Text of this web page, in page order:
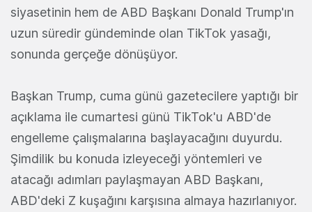
siyasetinin hem de ABD Başkanı Donald Trump'ın
uzun süredir gündeminde olan TikTok yasağı,
sonunda gerçeğe dönüşüyor.
Başkan Trump, cuma günü gazetecilere yaptığı bir
açıklama ile cumartesi günü TikTok'u ABD'de
engelleme çalışmalarına başlayacağını duyurdu.
Şimdilik bu konuda izleyeceği yöntemleri ve
atacağı adımları paylaşmayan ABD Başkanı,
ABD'deki Z kuşağını karşısına almaya hazırlanıyor.